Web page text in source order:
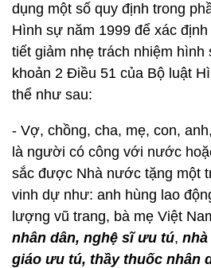
dụng một số quy định trong
Hình sự năm 1999 để xác
tiết giảm nhẹ trách nhiệm hình
khoản 2 Điều 51 của Bộ luật
thể như sau:
- Vợ, chồng, cha, mẹ, con,
là người có công với nước
sắc được Nhà nước tặng một
vinh dự như: anh hùng lao
lượng vũ trang, bà mẹ Việt
nhân dân, nghệ sĩ ưu tú, nhà
giáo ưu tú, thầy thuốc nhân